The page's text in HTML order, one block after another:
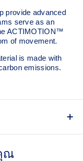
provide advanced
serve as an
ACTIMOTION™
of movement.
is made with
emissions.
ณ